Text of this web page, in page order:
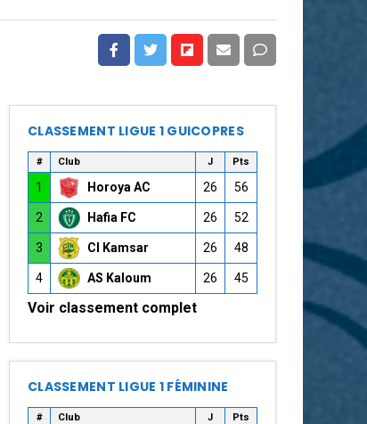
CLASSEMENT LIGUE 1 GUICOPRES
# Club J Pts
1 Horoya AC 26 56
2 Hafia FC 26 52
3 CI Kamsar 26 48
4 AS Kaloum 26 45
Voir classement complet
CLASSEMENT LIGUE 1 FÉMININE
# Club J Pts